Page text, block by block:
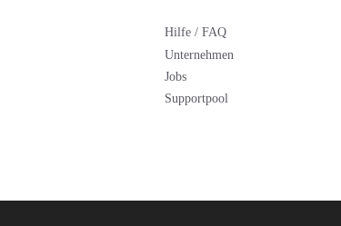
Hilfe / FAQ
Unternehmen
Jobs
Supportpool